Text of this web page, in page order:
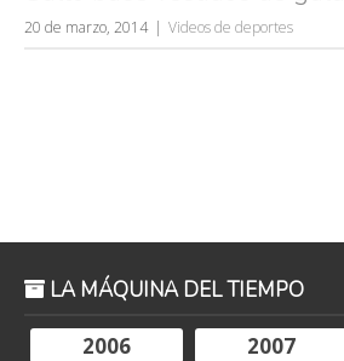
20 de marzo, 2014 Videos de deportes
LA MÁQUINA DEL TIEMPO
2006
2007